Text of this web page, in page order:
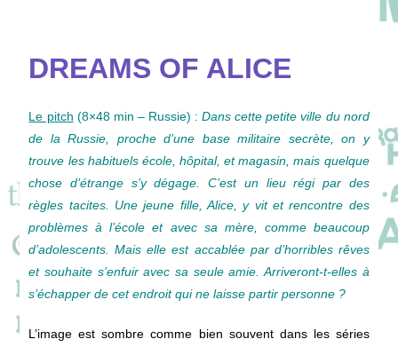
DREAMS OF ALICE
Le pitch (8×48 min – Russie) :Dans cette petite ville du nord
de la Russie, proche d’une base militaire secrète, on y
trouve les habituels école, hôpital, et magasin, mais quelque
chose d’étrange s’y dégage. C’est un lieu régi par des
règles tacites. Une jeune fille, Alice, y vit et rencontre des
problèmes à l’école et avec sa mère, comme beaucoup
d’adolescents. Mais elle est accablée par d’horribles rêves
et souhaite s’enfuir avec sa seule amie. Arriveront-t-elles à
s’échapper de cet endroit qui ne laisse partir personne ?
L’image est sombre comme bien souvent dans les séries